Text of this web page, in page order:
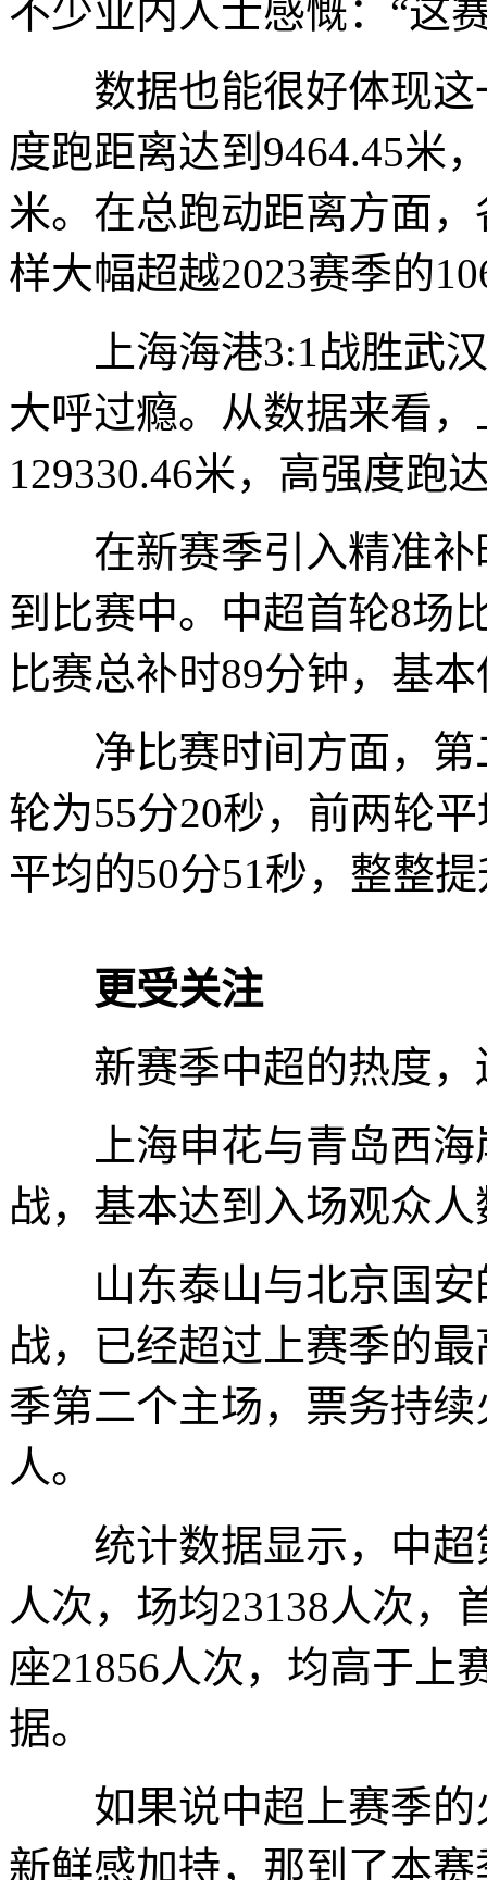
不少业内人士感慨：“这
数据也能很好体现这
度跑距离达到9464.45米
米。在总跑动距离方面
样大幅超越2023赛季的
上海海港3:1战胜武汉
大呼过瘾。从数据来看
129330.46米，高强度跑
在新赛季引入精准补
到比赛中。中超首轮8场
比赛总补时89分钟，基
净比赛时间方面，第
轮为55分20秒，前两轮
平均的50分51秒，整整
更受关注
新赛季中超的热度，
上海申花与青岛西海
战，基本达到入场观众
山东泰山与北京国安
战，已经超过上赛季的
季第二个主场，票务持
人。
统计数据显示，中超
人次，场均23138人次，
座21856人次，均高于上
据。
如果说中超上赛季的
新鲜感加持，那到了本